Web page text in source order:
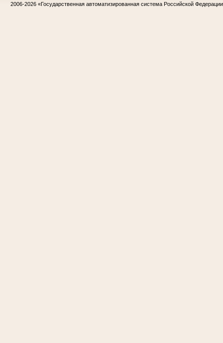
2006-2026 «Государственная автоматизированная система Российской